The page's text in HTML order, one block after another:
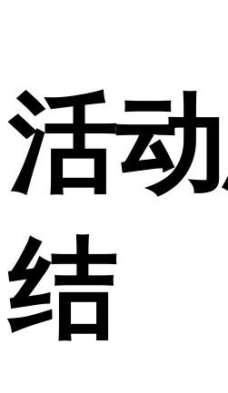
活
结